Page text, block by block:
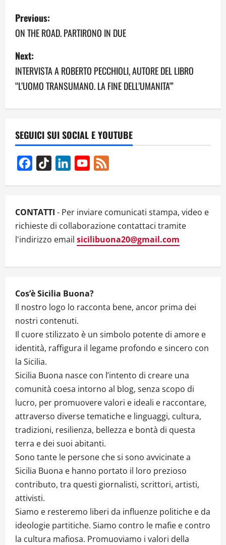
P
o
s
t
n
v
i
g
a
t
i
o
n
Previous:
ON THE ROAD. PARTIRONO IN DUE
Next:
INTERVISTA A ROBERTO PECCHIOLI, AUTORE DEL LIBRO
“L’UOMO TRANSUMANO. LA FINE DELL’UMANITA'”
SEGUICI SUI SOCIAL E YOUTUBE
Facebook
TikTok LinkedInYouTube
CONTATTI - Per inviare comunicati stampa, video e
richieste di collaborazione contattaci tramite
l'indirizzo email sicilibuona20@gmail.com
Cos’è Sicilia Buona?
Il nostro logo lo racconta bene, ancor prima dei
nostri contenuti.
Il cuore stilizzato è un simbolo potente di amore e
identità, raffigura il legame profondo e sincero con
la Sicilia.
Sicilia Buona nasce con l’intento di creare una
comunità coesa intorno al blog, senza scopo di
lucro, per promuovere valori e ideali e raccontare,
attraverso diverse tematiche e linguaggi, cultura,
tradizioni, resilienza, bellezza e bontà di questa
terra e dei suoi abitanti.
Sono tante le persone che si sono avvicinate a
Sicilia Buona e hanno portato il loro prezioso
contributo, tra questi giornalisti, scrittori, artisti,
attivisti.
Siamo e resteremo liberi da influenze politiche e da
ideologie partitiche. Siamo contro le mafie e contro
la cultura mafiosa. Promuoviamo i valori della